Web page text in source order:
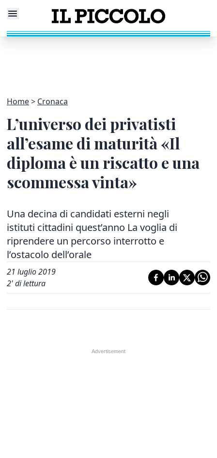
Home Cronaca
L’universo dei privatisti
all’esame di maturità «Il
diploma è un riscatto e una
scommessa vinta»
Una decina di candidati esterni negli
istituti cittadini quest’anno La voglia di
riprendere un percorso interrotto e
l’ostacolo dell’orale
21 luglio 2019
2' di lettura